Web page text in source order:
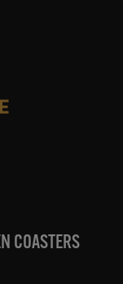
COASTERS